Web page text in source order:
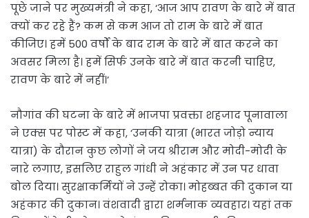
पूछे जाने पर मुख्यमंत्री ने कहा, ‘आज आप रावण के बारे में बात
क्यों कर रहे हैं? कम से कम आज तो राम के बारे में बात
कीजिए। हमें 500 वर्षों के बाद राम के बारे में बात करने का
अवसर मिला है। हमें सिर्फ उनके बारे में बात करनी चाहिए,
रावण के बारे में नहीं।’
नौगांव की घटना के बारे में भाजपा प्रवक्ता शहजाद पूनावाला
ने एक्स पर पोस्ट में कहा, ‘उनकी यात्रा (भारत जोड़ो न्याय
यात्रा) के दौरान कुछ लोगों ने जय श्रीराम और मोदी-मोदी के
नारे लगाए, इसलिए राहुल गांधी ने अहंकार में उन पर धावा
बोल दिया। सुरक्षाकर्मियों ने उन्हें रोका। मोहब्बत की दुकान या
अहंकार की दुकान। वंशवादी द्वारा शर्मनाक व्यवहार। यहां तक